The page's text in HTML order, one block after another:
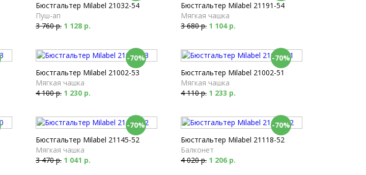
Бюстгальтер Milabel 21032-54
Пуш-ап
3 760 р. 1 128 р.
Бюстгальтер Milabel 21191-54
Мягкая чашка
3 680 р. 1 104 р.
-70%
Бюстгальтер Milabel 21002-53
Мягкая чашка
4 100 р. 1 230 р.
-70%
Бюстгальтер Milabel 21002-51
Мягкая чашка
4 110 р. 1 233 р.
-70%
Бюстгальтер Milabel 21145-52
Мягкая чашка
3 470 р. 1 041 р.
-70%
Бюстгальтер Milabel 21118-52
Балконет
4 020 р. 1 206 р.